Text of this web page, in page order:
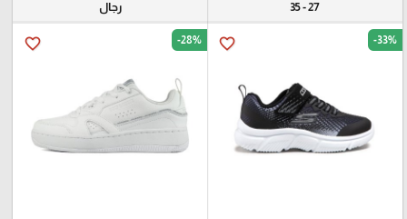
27 - 35
favorite_border -33%
رجال
favorite_border -28%